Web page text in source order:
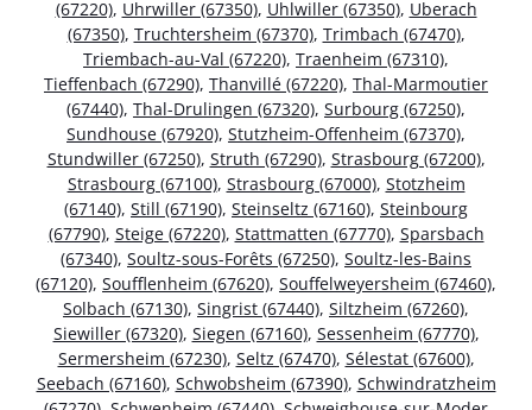
(67220), Uhrwiller (67350), Uhlwiller (67350), Uberach
(67350), Truchtersheim (67370), Trimbach (67470),
Triembach-au-Val (67220), Traenheim (67310),
Tieffenbach (67290), Thanvillé (67220), Thal-Marmoutier
(67440), Thal-Drulingen (67320), Surbourg (67250),
Sundhouse (67920), Stutzheim-Offenheim (67370),
Stundwiller (67250), Struth (67290), Strasbourg (67200),
Strasbourg (67100), Strasbourg (67000), Stotzheim
(67140), Still (67190), Steinseltz (67160), Steinbourg
(67790), Steige (67220), Stattmatten (67770), Sparsbach
(67340), Soultz-sous-Forêts (67250), Soultz-les-Bains
(67120), Soufflenheim (67620), Souffelweyersheim (67460),
Solbach (67130), Singrist (67440), Siltzheim (67260),
Siewiller (67320), Siegen (67160), Sessenheim (67770),
Sermersheim (67230), Seltz (67470), Sélestat (67600),
Seebach (67160), Schwobsheim (67390), Schwindratzheim